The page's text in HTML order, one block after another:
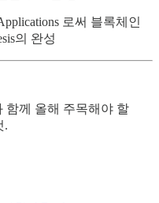
로써 블록체인
의 완성
함께 올해 주목해야 할
.